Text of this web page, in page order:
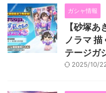
ガシャ情報
【砂塚
ノラマ
テージガ
2025/10/